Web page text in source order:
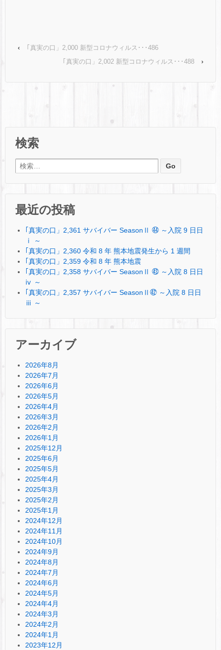
‹
｢真実の口」2,000 新型コロナウィルス･･･486
｢真実の口」2,002 新型コロナウィルス･･･488
›
検索
検索:
最近の投稿
｢真実の口」2,361 サバイバー SeasonⅡ ㊹ ～入院 9 日日
ⅰ ～
｢真実の口」2,360 令和 8 年 熊本地震発生から 1 週間
｢真実の口」2,359 令和 8 年 熊本地震
｢真実の口」2,358 サバイバー SeasonⅡ ㊸ ～入院 8 日日
ⅳ ～
｢真実の口」2,357 サバイバー SeasonⅡ㊷ ～入院 8 日日
ⅲ ～
アーカイブ
2026年8月
2026年7月
2026年6月
2026年5月
2026年4月
2026年3月
2026年2月
2026年1月
2025年12月
2025年6月
2025年5月
2025年4月
2025年3月
2025年2月
2025年1月
2024年12月
2024年11月
2024年10月
2024年9月
2024年8月
2024年7月
2024年6月
2024年5月
2024年4月
2024年3月
2024年2月
2024年1月
2023年12月